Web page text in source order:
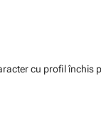
cu profil închis